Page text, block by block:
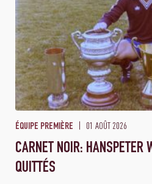
ÉQUIPE PREMIÈRE 01 AOÛT 2026
CARNET NOIR: HANSPETER
QUITTÉS